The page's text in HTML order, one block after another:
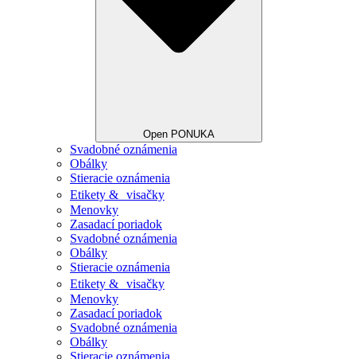
Open PONUKA
Svadobné oznámenia
Obálky
Stieracie oznámenia
Etikety & visačky
Menovky
Zasadací poriadok
Svadobné oznámenia
Obálky
Stieracie oznámenia
Etikety & visačky
Menovky
Zasadací poriadok
Svadobné oznámenia
Obálky